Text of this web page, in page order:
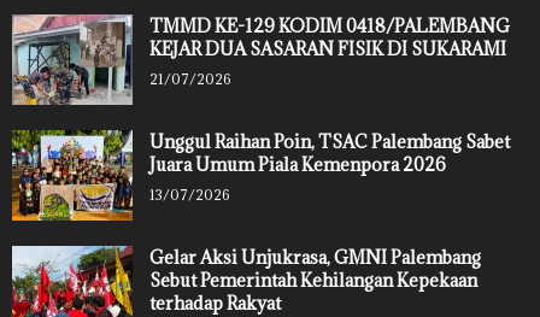
TMMD KE-129 KODIM 0418/PALEMBANG
KEJAR DUA SASARAN FISIK DI SUKARAMI
21/07/2026
Unggul Raihan Poin, TSAC Palembang Sabet
Juara Umum Piala Kemenpora 2026
13/07/2026
Gelar Aksi Unjukrasa, GMNI Palembang
Sebut Pemerintah Kehilangan Kepekaan
terhadap Rakyat